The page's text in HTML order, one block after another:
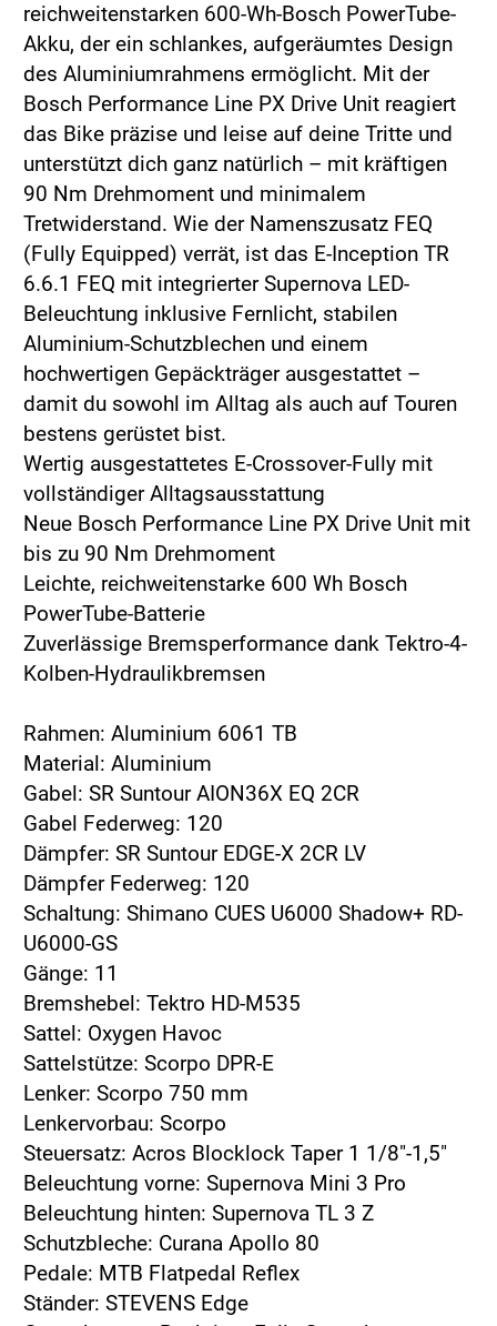
reichweitenstarken 600-Wh-Bosch PowerTube-
Akku, der ein schlankes, aufgeräumtes Design
des Aluminiumrahmens ermöglicht. Mit der
Bosch Performance Line PX Drive Unit reagiert
das Bike präzise und leise auf deine Tritte und
unterstützt dich ganz natürlich – mit kräftigen
90 Nm Drehmoment und minimalem
Tretwiderstand. Wie der Namenszusatz FEQ
(Fully Equipped) verrät, ist das E-Inception TR
6.6.1 FEQ mit integrierter Supernova LED-
Beleuchtung inklusive Fernlicht, stabilen
Aluminium-Schutzblechen und einem
hochwertigen Gepäckträger ausgestattet –
damit du sowohl im Alltag als auch auf Touren
bestens gerüstet bist.
Wertig ausgestattetes E-Crossover-Fully mit
vollständiger Alltagsausstattung
Neue Bosch Performance Line PX Drive Unit mit
bis zu 90 Nm Drehmoment
Leichte, reichweitenstarke 600 Wh Bosch
PowerTube-Batterie
Zuverlässige Bremsperformance dank Tektro-4-
Kolben-Hydraulikbremsen
Rahmen: Aluminium 6061 TB
Material: Aluminium
Gabel: SR Suntour AION36X EQ 2CR
Gabel Federweg: 120
Dämpfer: SR Suntour EDGE-X 2CR LV
Dämpfer Federweg: 120
Schaltung: Shimano CUES U6000 Shadow+ RD-
U6000-GS
Gänge: 11
Bremshebel: Tektro HD-M535
Sattel: Oxygen Havoc
Sattelstütze: Scorpo DPR-E
Lenker: Scorpo 750 mm
Lenkervorbau: Scorpo
Steuersatz: Acros Blocklock Taper 1 1/8"-1,5"
Beleuchtung vorne: Supernova Mini 3 Pro
Beleuchtung hinten: Supernova TL 3 Z
Schutzbleche: Curana Apollo 80
Pedale: MTB Flatpedal Reflex
Ständer: STEVENS Edge